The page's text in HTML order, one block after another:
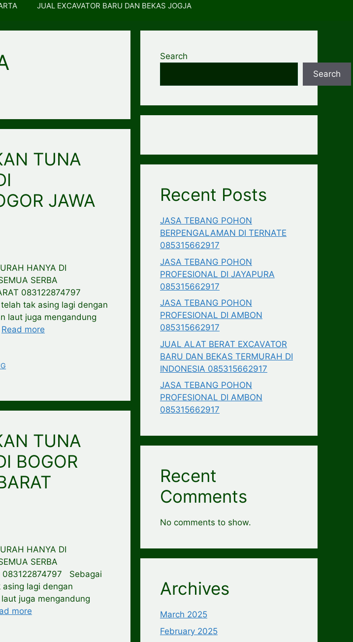
JUAL EXCAVATOR BARU DAN BEKAS JOGJA
TUNA
JAWA
HANYA DI
SERBA
083122874797
tak asing lagi dengan
laut juga mengandung
Read more
TUNA
BOGOR
HANYA DI
SERBA
083122874797 Sebagai
lagi dengan
juga mengandung
more
Search
Search
Recent Posts
JASA TEBANG POHON
BERPENGALAMAN DI TERNATE
085315662917
JASA TEBANG POHON
PROFESIONAL DI JAYAPURA
085315662917
JASA TEBANG POHON
PROFESIONAL DI AMBON
085315662917
JUAL ALAT BERAT EXCAVATOR
BARU DAN BEKAS TERMURAH DI
INDONESIA 085315662917
JASA TEBANG POHON
PROFESIONAL DI AMBON
085315662917
Recent
Comments
No comments to show.
Archives
March 2025
February 2025